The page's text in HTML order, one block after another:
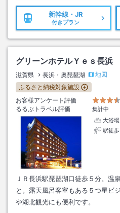
新幹線・JR
付きプラン
グリーンホテルＹｅｓ長浜
滋賀県 長浜・奥琵琶湖
地図
ふるさと納税対象施設
お客様アンケート評価
るるぶトラベル評価
集計中
大浴
駅徒
ＪＲ長浜駅琵琶湖口徒歩５分。温
と。露天風呂客室もある５つ星ビ
や湖北観光にも便利です。